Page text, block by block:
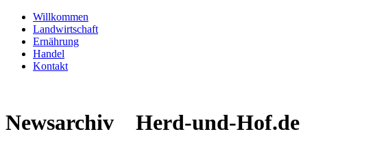
Willkommen
Landwirtschaft
Ernährung
Handel
Kontakt
Newsarchiv Herd-und-Hof.de